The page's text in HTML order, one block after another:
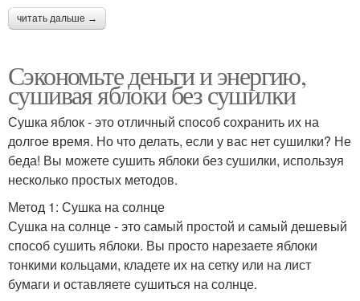
читать дальше →
Сэкономьте деньги и энергию,
сушивая яблоки без сушилки
Сушка яблок - это отличный способ сохранить их на
долгое время. Но что делать, если у вас нет сушилки? Не
беда! Вы можете сушить яблоки без сушилки, используя
несколько простых методов.
Метод 1: Сушка на солнце
Сушка на солнце - это самый простой и самый дешевый
способ сушить яблоки. Вы просто нарезаете яблоки
тонкими кольцами, кладете их на сетку или на лист
бумаги и оставляете сушиться на солнце.